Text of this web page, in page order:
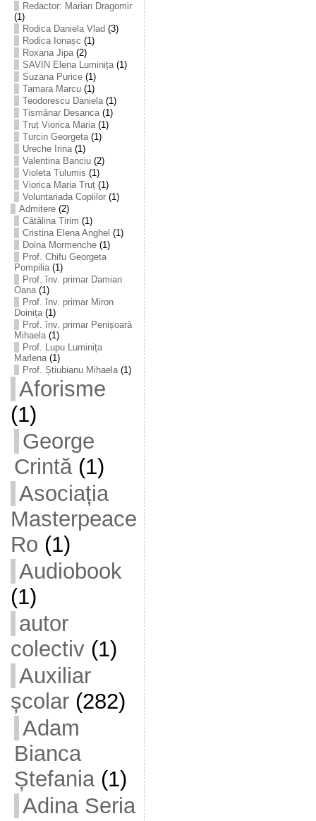
Redactor: Marian Dragomir
(1)
Rodica Daniela Vlad (3)
Rodica Ionașc (1)
Roxana Jipa(2)
SAVIN Elena Luminița(1)
Suzana Purice(1)
Tamara Marcu(1)
Teodorescu Daniela(1)
Tismănar Desanca(1)
Truț Viorica Maria(1)
Turcin Georgeta(1)
Ureche Irina(1)
Valentina Banciu(2)
Violeta Tulumis (1)
Viorica Maria Truț(1)
Voluntariada Copiilor(1)
Admitere(2)
Cătălina Tirim (1)
Cristina Elena Anghel (1)
Doina Mormenche(1)
Prof. Chifu Georgeta
Pompilia(1)
Prof. înv. primar Damian
Oana(1)
Prof. înv. primar Miron
Doinița(1)
Prof. înv. primar Penișoară
Mihaela(1)
Prof. Lupu Luminița
Marlena(1)
Prof. Știubianu Mihaela(1)
Aforisme
(1)
George
Crintă(1)
Asociația
Masterpeace
Ro (1)
Audiobook
(1)
autor
colectiv(1)
Auxiliar
școlar(282)
Adam
Bianca
Ștefania(1)
Adina Seria